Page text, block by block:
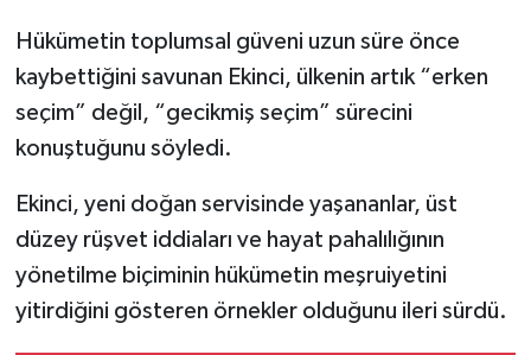
Hükümetin toplumsal güveni uzun süre önce
kaybettiğini savunan Ekinci, ülkenin artık “erken
seçim” değil, “gecikmiş seçim” sürecini
konuştuğunu söyledi.
Ekinci, yeni doğan servisinde yaşananlar, üst
düzey rüşvet iddiaları ve hayat pahalılığının
yönetilme biçiminin hükümetin meşruiyetini
yitirdiğini gösteren örnekler olduğunu ileri sürdü.